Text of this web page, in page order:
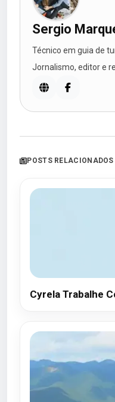
Sergio
Técnico em guia de
Jornalismo, editor e
POSTS RELACIONADOS
Cyrela Trabalhe